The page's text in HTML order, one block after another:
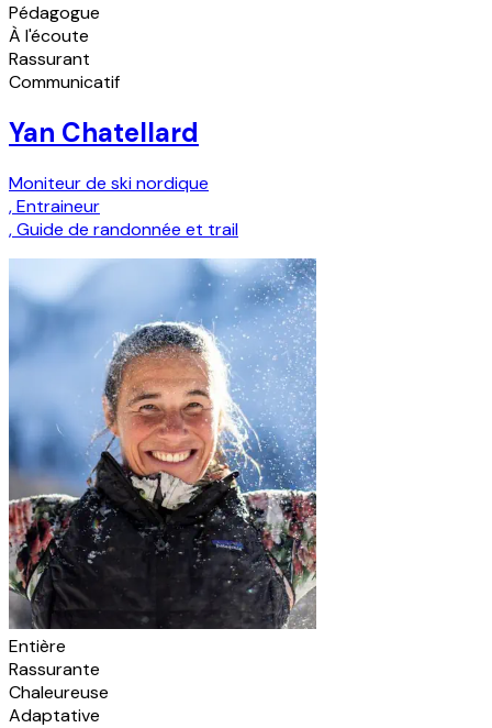
Pédagogue
À l'écoute
Rassurant
Communicatif
Yan Chatellard
Moniteur de ski nordique
,Entraineur
,Guide de randonnée et trail
Entière
Rassurante
Chaleureuse
Adaptative